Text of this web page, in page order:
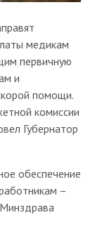
медикам
первичную
и
помощи.
комиссии
Губернатор
обеспечение
–